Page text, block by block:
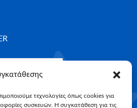
τεχνολογίες όπως cookies για
συσκευών. Η συγκατάθεση για τις